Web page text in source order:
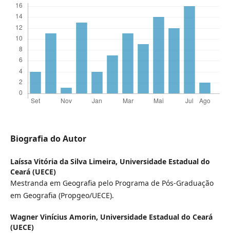
Biografia do Autor
Laíssa Vitória da Silva Limeira, Universidade Estadual do
Ceará (UECE)
Mestranda em Geografia pelo Programa de Pós-Graduação
em Geografia (Propgeo/UECE).
Wagner Vinícius Amorin, Universidade Estadual do Ceará
(UECE)